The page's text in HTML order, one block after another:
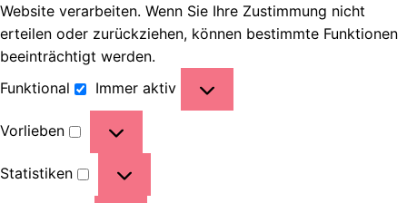
Website verarbeiten. Wenn Sie Ihre Zustimmung nicht
erteilen oder zurückziehen, können bestimmte Funktionen
beeinträchtigt werden.
Funktional
Immer aktiv
Vorlieben
Statistiken